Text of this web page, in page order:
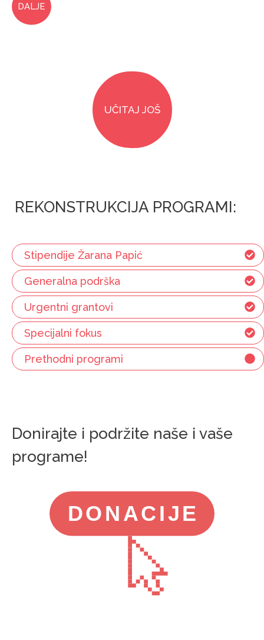
DALJE
UČITAJ JOŠ
REKONSTRUKCIJA PROGRAMI:
Stipendije Žarana Papić
Generalna podrška
Urgentni grantovi
Specijalni fokus
Prethodni programi
Donirajte i podržite naše i vaše
programe!